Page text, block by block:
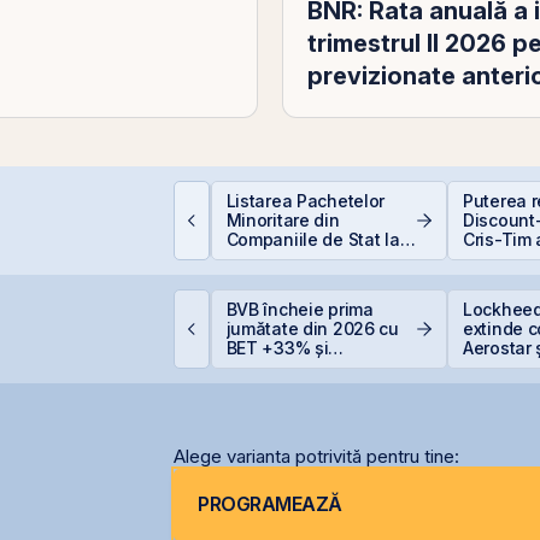
BNR: Rata anuală
trimestrul II 2026
previzionate
Listarea Pachetelor
Minoritare din
Companiile de Stat la
BVB – Soluție pentru
Puterea
Cris-Tim
a
BVB încheie prima
jumătate din 2026 cu
BET +33% și
extinde
Aerostar
Alege varianta potrivită pentru tine:
PROGRAMEAZĂ